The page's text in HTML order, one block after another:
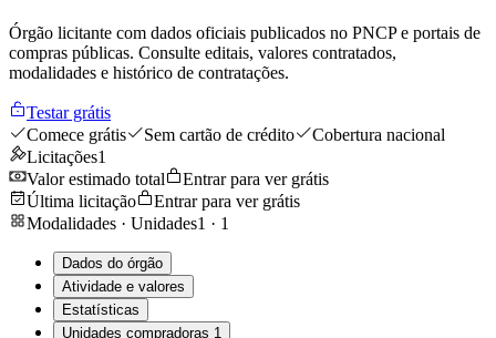
Órgão licitante com dados oficiais publicados no PNCP e portais de
compras públicas. Consulte editais, valores contratados,
modalidades e histórico de contratações.
Testar grátis
Comece grátis
Sem cartão de crédito
Cobertura nacional
Licitações1
Valor estimado total
Entrar para ver grátis
Última licitação
Entrar para ver grátis
Modalidades · Unidades1 · 1
Dados do órgão
Atividade e valores
Estatísticas
Unidades compradoras 1